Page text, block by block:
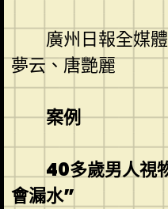
廣州日報全媒
夢云、唐艷麗
案例
40多歲男人視
會漏水”